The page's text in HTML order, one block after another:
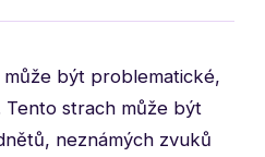
být problematické,
strach může být
neznámých zvuků